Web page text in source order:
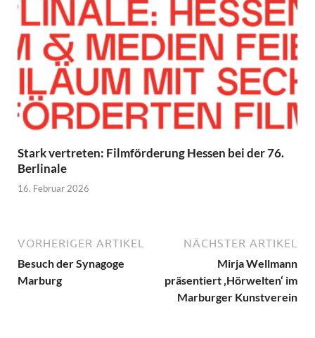
Stark vertreten: Filmförderung Hessen bei der 76.
Berlinale
16. Februar 2026
VORHERIGER ARTIKEL
Besuch der Synagoge
Marburg
NÄCHSTER ARTIKEL
Mirja Wellmann
präsentiert ‚Hörwelten‘ im
Marburger Kunstverein